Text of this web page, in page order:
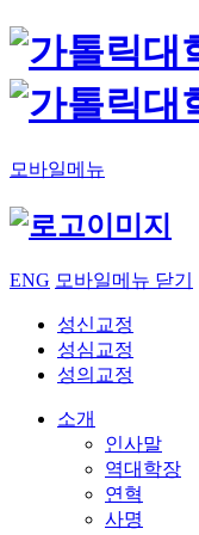
모바일메뉴
ENG 모바일메뉴 닫기
성신교정
성심교정
성의교정
소개
인사말
역대학장
연혁
사명